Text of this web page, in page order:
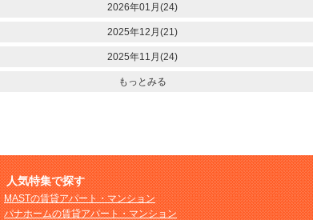
2026年01月(24)
2025年12月(21)
2025年11月(24)
もっとみる
人気特集で探す
MASTの賃貸アパート・マンション
パナホームの賃貸アパート・マンション